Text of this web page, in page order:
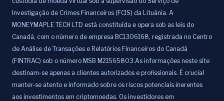
Investigação de Crimes Financeiros (FCIS) da Lituânia. A
MONEYMAPLE TECH LTD está constituída e opera sob as leis do
Canadá, com o número de empresa BC1306168, registrada no Centro
de Análise de Transações e Relatórios Financeiros do Canadá
(FINTRAC) sob o número MSB M21565803.As informações neste site
destinam-se apenas a clientes autorizados e profissionais. É crucial
manter-se atento e informado sobre os riscos potenciais inerentes
aos investimentos em criptomoedas. Os investidores em